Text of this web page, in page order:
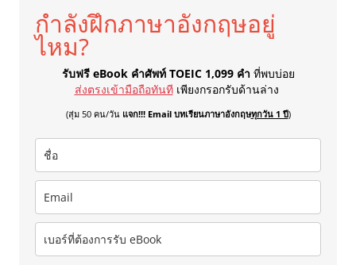
กำลังฝึกภาษาอังกฤษอยู่
ไหม?
รับฟรี eBook คำศัพท์ TOEIC 1,099 คำ ที่พบบ่อย
ส่งตรงเข้ามือถือทันที เพียงกรอกรับด้านล่าง
(สุ่ม 50 คน/วัน แจก!!! Email บทเรียนภาษาอังกฤษทุกวัน 1 ปี)